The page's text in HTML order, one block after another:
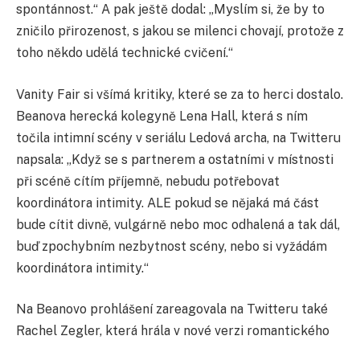
spontánnost.“ A pak ještě dodal: „Myslím si, že by to
zničilo přirozenost, s jakou se milenci chovají, protože z
toho někdo udělá technické cvičení.“
Vanity Fair si všímá kritiky, které se za to herci dostalo.
Beanova herecká kolegyně Lena Hall, která s ním
točila intimní scény v seriálu Ledová archa, na Twitteru
napsala: „Když se s partnerem a ostatními v místnosti
při scéně cítím příjemně, nebudu potřebovat
koordinátora intimity. ALE pokud se nějaká má část
bude cítit divně, vulgárně nebo moc odhalená a tak dál,
buď zpochybním nezbytnost scény, nebo si vyžádám
koordinátora intimity.“
Na Beanovo prohlášení zareagovala na Twitteru také
Rachel Zegler, která hrála v nové verzi romantického